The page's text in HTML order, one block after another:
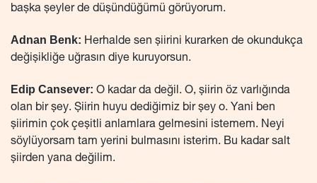
başka şeyler de düşündüğümü görüyorum.
Adnan Benk: Herhalde sen şiirini kurarken de okundukça
değişikliğe uğrasın diye kuruyorsun.
Edip Cansever: O kadar da değil. O, şiirin öz varlığında
olan bir şey. Şiirin huyu dediğimiz bir şey o. Yani ben
şiirimin çok çeşitli anlamlara gelmesini istemem. Neyi
söylüyorsam tam yerini bulmasını isterim. Bu kadar salt
şiirden yana değilim.